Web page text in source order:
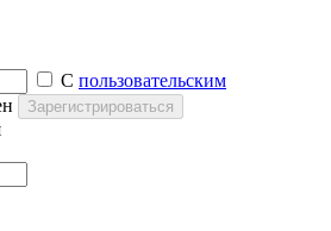
С пользовательским
Зарегистрироваться